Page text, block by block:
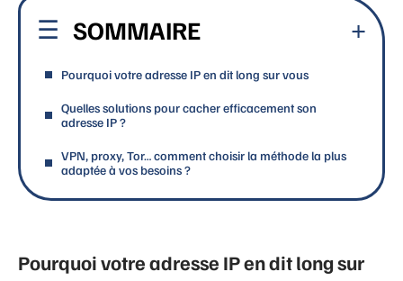
SOMMAIRE
Pourquoi votre adresse IP en dit long sur vous
Quelles solutions pour cacher efficacement son
adresse IP ?
VPN, proxy, Tor… comment choisir la méthode la plus
adaptée à vos besoins ?
Pourquoi votre adresse IP en dit long sur